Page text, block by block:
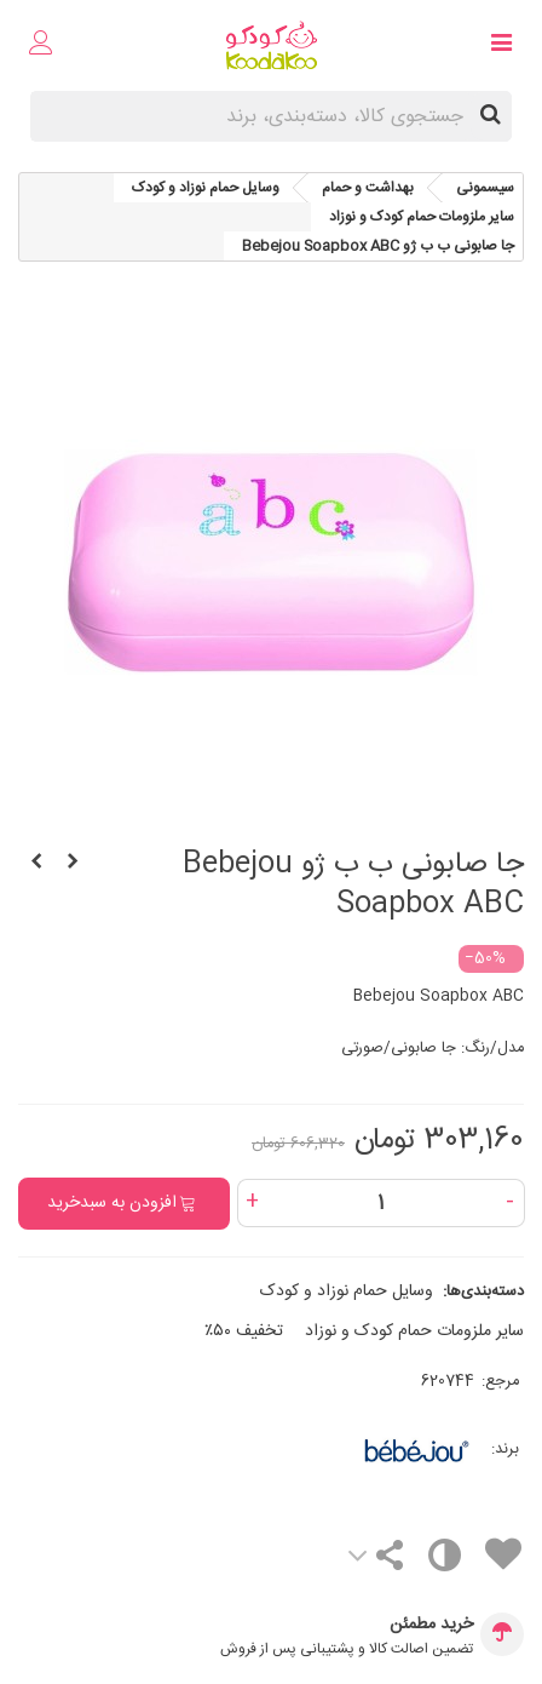
سیسمونی بهداشت و حمام
وسایل حمام نوزاد و کودک
سایر ملزومات حمام کودک و نوزاد
جا صابونی ب ب ژو Bebejou Soapbox ABC
جا صابونی ب ب ژو Bebejou
Soapbox ABC
‎−50%
Bebejou Soapbox ABC
مدل/رنگ: جا صابونی/صورتی
303,160 تومان 606,320 تومان
-
+ افزودن به سبدخرید
دسته‌بندی‌ها: وسایل حمام نوزاد و کودک
سایر ملزومات حمام کودک و نوزاد
تخفیف ۵۰٪
مرجع: 620744
برند:
خرید مطمئن
تضمین اصالت کالا و پشتیبانی پس از فروش